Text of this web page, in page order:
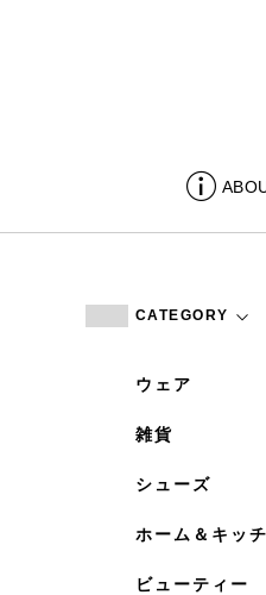
CATEGORY
ウェア
雑貨
シューズ
ホーム＆キッ
ビューティー